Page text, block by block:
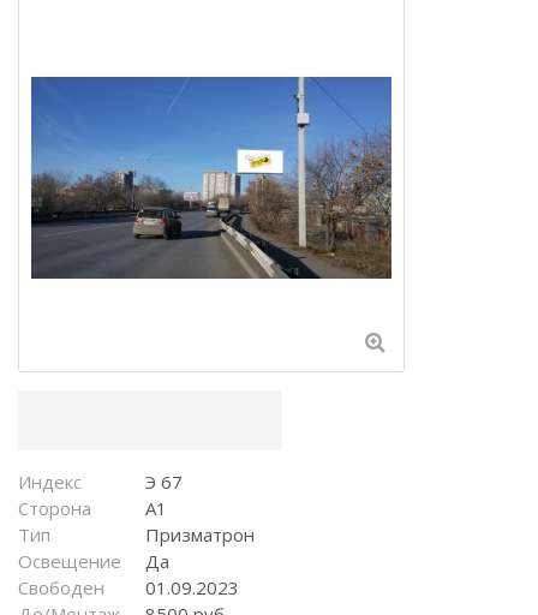
Индекс
Э 67
Сторона
A1
Тип
Призматрон
Освещение
Да
Свободен
01.09.2023